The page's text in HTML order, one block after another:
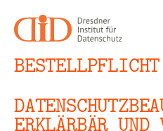
Inhalt
springen
BESTELLPFLICHT
ERKLÄRBÄR UND